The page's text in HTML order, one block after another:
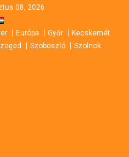
08, 2026
Európa Győr
Kecskemét
Szoboszló Szolnok